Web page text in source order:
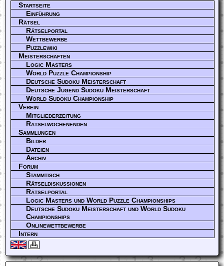
Startseite
Einführung
Rätsel
Rätselportal
Wettbewerbe
Puzzlewiki
Meisterschaften
Logic Masters
World Puzzle Championship
Deutsche Sudoku Meisterschaft
Deutsche Jugend Sudoku Meisterschaft
World Sudoku Championship
Verein
Mitgliederzeitung
Rätselwochenenden
Sammlungen
Bilder
Dateien
Archiv
Forum
Stammtisch
Rätseldiskussionen
Rätselportal
Logic Masters und World Puzzle Championships
Deutsche Sudoku Meisterschaft und World Sudoku
Championships
Onlinewettbewerbe
Intern